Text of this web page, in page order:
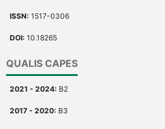
ISSN: 1517-0306
DOI: 10.18265
QUALIS CAPES
2021 - 2024: B2
2017 - 2020: B3